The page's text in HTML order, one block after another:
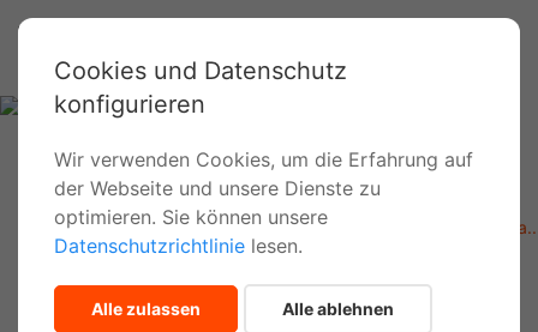
Inicio
Aktivitäten
Barranquismo fácil (Coanegra, Na Mora, Almadrà,
Canyoning Mallorca Abenteuer auf
Cookies und Datenschutz
konfigurieren
Wir verwenden Cookies, um die Erfahrung auf
der Webseite und unsere Dienste zu
optimieren. Sie können unsere
Datenschutzrichtlinie lesen.
Alle zulassen Alle ablehnen